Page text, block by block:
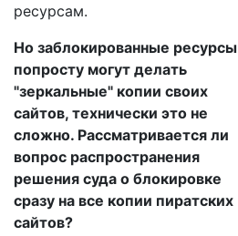
ресурсам.
Но заблокированные ресурсы
попросту могут делать
"зеркальные" копии своих
сайтов, технически это не
сложно. Рассматривается ли
вопрос распространения
решения суда о блокировке
сразу на все копии пиратских
сайтов?